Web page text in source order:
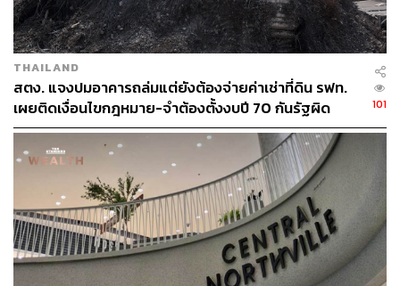
3.พื้นที่ที่เปิดรับคนรุ่นใหม่และคนทุกกลุ่ม รองรับกิจกรรมที่
หลากหลาย มีพื้นที่การจัดงานยังรองรับ Multi-Cultural
Events และในส่วน Convention Hall มีพื้นที่กว่า 6,700 ตร.ม.
สามารถรองรับคอนเสิร์ตและอีเวนต์ระดับโลกอีกด้วย
ขณะที่ อิศเรศ จิราธิวัฒน์ Head of Leasing – Fashion &
Luxury บมจ.เซ็นทรัลพัฒนา ย้ำว่า ย่านพหลโยธินมีศักยภาพ
เทียบชั้นย่านราชประสงค์ จากฐานโครงสร้างคมนาคมหลัก
ทั้ง BTS, MRT และถนนสายสำคัญ รวมถึงรายล้อมด้วย
ดีมานด์คุณภาพสูง ทั้งที่อยู่อาศัยระดับกลาง–บน อาคาร
สำนักงาน โรงแรม และสถาบันการศึกษา
ยังมีอัตราการเติบโตสูงเทียบชั้นย่าน Central CBD โดยจาก
THAILAND
สตง. แจงปมอาคารถล่มแต่ยังต้องจ่ายค่าเช่าที่ดิน รฟท.
เผยติดเงื่อนไขกฎหมาย-จำต้องตั้งงบปี 70 กันรัฐผิด
สัญญา
101